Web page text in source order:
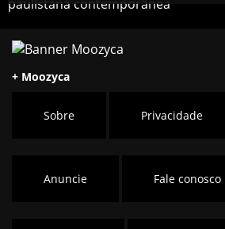
+ Moozyca
Sobre Privacidade
Anuncie Fale conosco